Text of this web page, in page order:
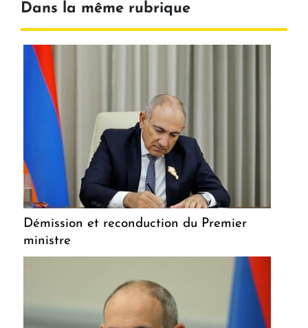
Dans la même rubrique
Démission et reconduction du Premier
ministre